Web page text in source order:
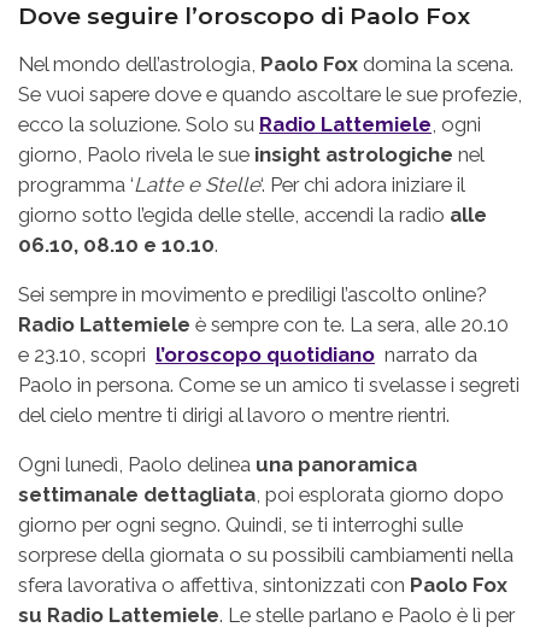
Dove seguire l’oroscopo di Paolo Fox
Nel mondo dell’astrologia, Paolo Fox domina la scena.
Se vuoi sapere dove e quando ascoltare le sue profezie,
ecco la soluzione. Solo su Radio Lattemiele, ogni
giorno, Paolo rivela le sue insight astrologiche nel
programma ‘Latte e Stelle‘. Per chi adora iniziare il
giorno sotto l’egida delle stelle, accendi la radio alle
06.10, 08.10 e 10.10.
Sei sempre in movimento e prediligi l’ascolto online?
Radio Lattemiele è sempre con te. La sera, alle 20.10
e 23.10, scopri l’oroscopo quotidiano narrato da
Paolo in persona. Come se un amico ti svelasse i segreti
del cielo mentre ti dirigi al lavoro o mentre rientri.
Ogni lunedì, Paolo delinea una panoramica
settimanale dettagliata, poi esplorata giorno dopo
giorno per ogni segno. Quindi, se ti interroghi sulle
sorprese della giornata o su possibili cambiamenti nella
sfera lavorativa o affettiva, sintonizzati con Paolo Fox
su Radio Lattemiele. Le stelle parlano e Paolo è lì per